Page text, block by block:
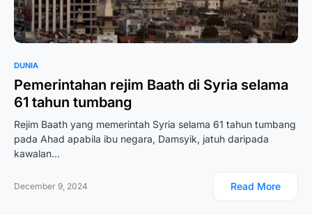
DUNIA
Pemerintahan rejim Baath di Syria selama
61 tahun tumbang
Rejim Baath yang memerintah Syria selama 61 tahun tumbang
pada Ahad apabila ibu negara, Damsyik, jatuh daripada
kawalan…
December 9, 2024 Read More